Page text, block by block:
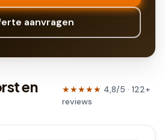
aanvragen
en
★★★★★ 4,8/5 · 122+
reviews